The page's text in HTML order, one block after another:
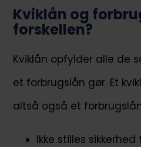
Kviklån og
forskellen?
Kviklån opfylder alle de
et forbrugslån gør. Et
altså også et
Ikke stilles